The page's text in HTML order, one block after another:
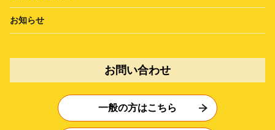
お知らせ
お問い合わせ
一般の方はこちら